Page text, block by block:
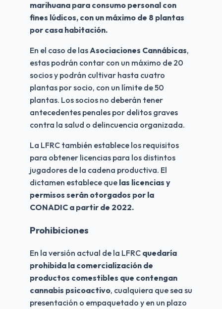
marihuana para consumo personal con
fines lúdicos, con un máximo de 8 plantas
por casa habitación.
En el caso de las Asociaciones Cannábicas,
estas podrán contar con un máximo de 20
socios y podrán cultivar hasta cuatro
plantas por socio, con un límite de 50
plantas. Los socios no deberán tener
antecedentes penales por delitos graves
contra la salud o delincuencia organizada.
La LFRC también establece los requisitos
para obtener licencias para los distintos
jugadores de la cadena productiva. El
dictamen establece que las licencias y
permisos serán otorgados por la
CONADIC a partir de 2022.
Prohibiciones
En la versión actual de la LFRC quedaría
prohibida la comercialización de
productos comestibles que contengan
cannabis psicoactivo, cualquiera que sea su
presentación o empaquetado y en un plazo